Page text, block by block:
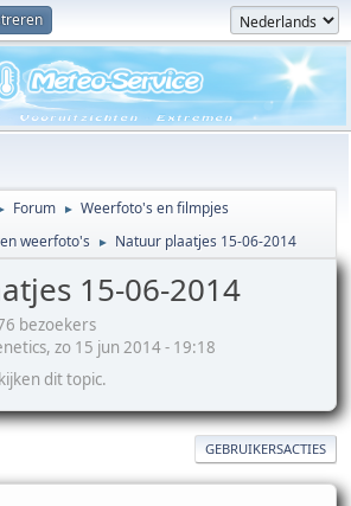
Forum ► Weerfoto's en filmpjes
weerfoto's ► Natuur plaatjes 15-06-2014
15-06-2014
bezoekers
zo 15 jun 2014 - 19:18
dit topic.
GEBRUIKERSACTIES